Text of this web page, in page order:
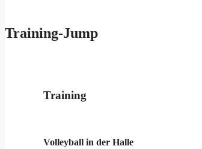
Training-Jump
Training
Volleyball in der Halle